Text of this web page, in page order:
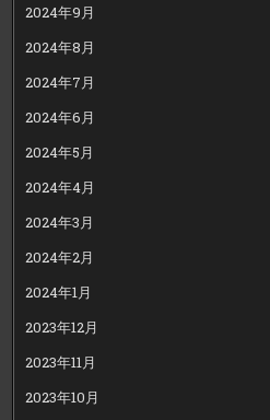
2024年9月
2024年8月
2024年7月
2024年6月
2024年5月
2024年4月
2024年3月
2024年2月
2024年1月
2023年12月
2023年11月
2023年10月